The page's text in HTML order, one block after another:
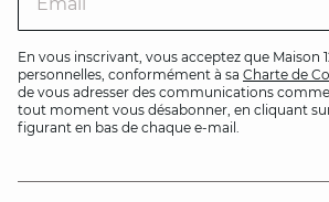
En vous inscrivant, vous acceptez que Maison
personnelles, conformément à sa Charte de
de vous adresser des communications
tout moment vous désabonner, en cliquant
figurant en bas de chaque e-mail.